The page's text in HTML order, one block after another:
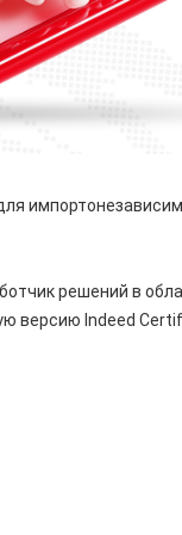
решений в
версию Indeed